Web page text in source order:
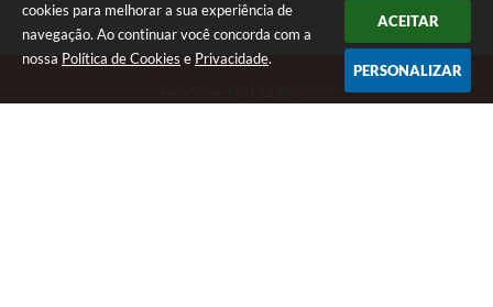
cookies para melhorar a sua experiência de
navegação. Ao continuar você concorda com a
nossa Política de Cookies e Privacidade.
ACEITAR
PERSONALIZAR